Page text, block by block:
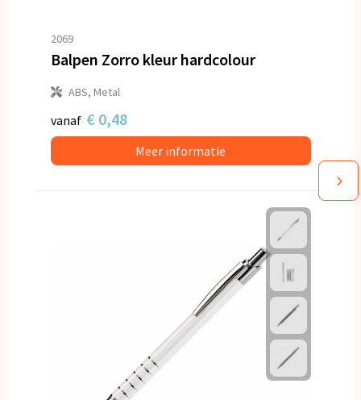
2069
Balpen Zorro kleur hardcolour
ABS, Metal
vanaf € 0,48
Meer informatie